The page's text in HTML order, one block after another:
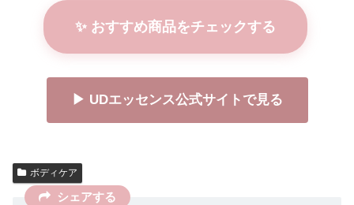
✨ おすすめ商品をチェックする
▶ UDエッセンス公式サイトで見る
ボディケア
シェアする